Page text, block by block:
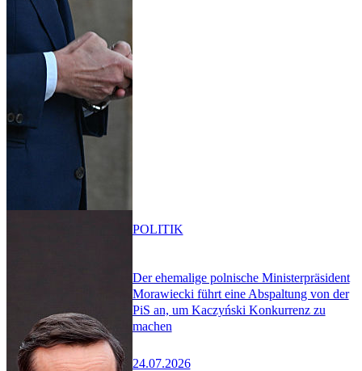
Der ehemalige polnische Ministerpräsident
Morawiecki führt eine Abspaltung von der
PiS an, um Kaczyński Konkurrenz zu
machen
24.07.2026
POLITIK